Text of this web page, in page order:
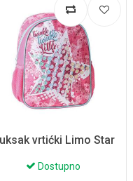
vrtićki Limo Star
Dostupno